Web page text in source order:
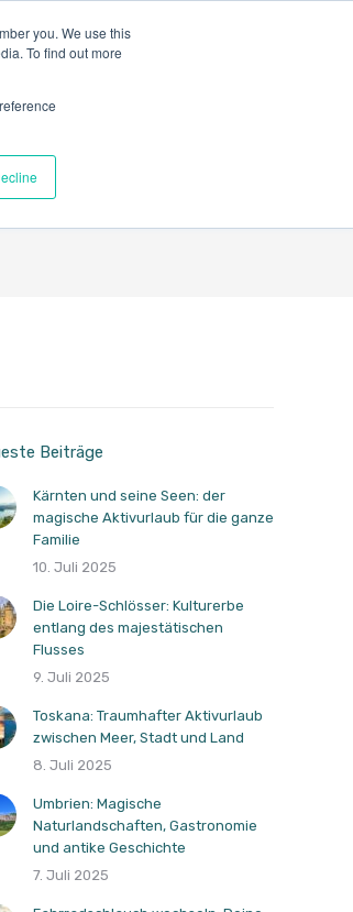
you. We use this
To find out more
Beiträge
Kärnten und seine Seen: der
magische Aktivurlaub für die ganze
Familie
10. Juli 2025
Die Loire-Schlösser: Kulturerbe
entlang des majestätischen
Flusses
9. Juli 2025
Toskana: Traumhafter Aktivurlaub
zwischen Meer, Stadt und Land
8. Juli 2025
Umbrien: Magische
Naturlandschaften, Gastronomie
und antike Geschichte
7. Juli 2025